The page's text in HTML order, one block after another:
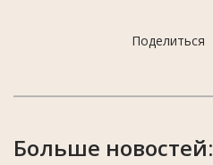
Поделиться
Больше новостей: